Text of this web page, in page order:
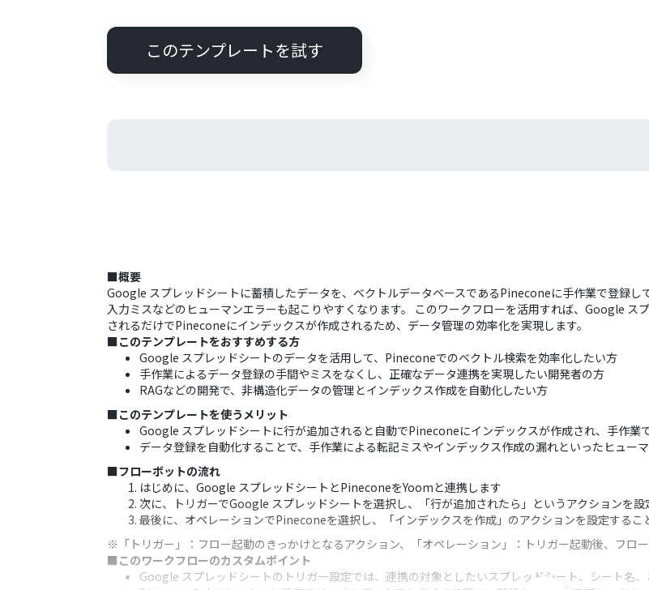
このテンプレートを試す
■概要
Google スプレッドシートに蓄積したデータを、ベクトルデータベースであるPineconeに手作業で登録し
入力ミスなどのヒューマンエラーも起こりやすくなります。 このワークフローを活用すれば、Google
されるだけでPineconeにインデックスが作成されるため、データ管理の効率化を実現します。
■このテンプレートをおすすめする方
Google スプレッドシートのデータを活用して、Pineconeでのベクトル検索を効率化したい方
手作業によるデータ登録の手間やミスをなくし、正確なデータ連携を実現したい開発者の方
RAGなどの開発で、非構造化データの管理とインデックス作成を自動化したい方
■このテンプレートを使うメリット
Google スプレッドシートに行が追加されると自動でPineconeにインデックスが作成され、手作業
データ登録を自動化することで、手作業による転記ミスやインデックス作成の漏れといったヒュー
■フローボットの流れ
はじめに、Google スプレッドシートとPineconeをYoomと連携します
次に、トリガーでGoogle スプレッドシートを選択し、「行が追加されたら」というアクションを設
最後に、オペレーションでPineconeを選択し、「インデックスを作成」のアクションを設定する
※「トリガー」：フロー起動のきっかけとなるアクション、「オペレーション」：トリガー起動後、フロ
■このワークフローのカスタムポイント
Google スプレッドシートのトリガー設定では、連携の対象としたいスプレッドシート、シート名